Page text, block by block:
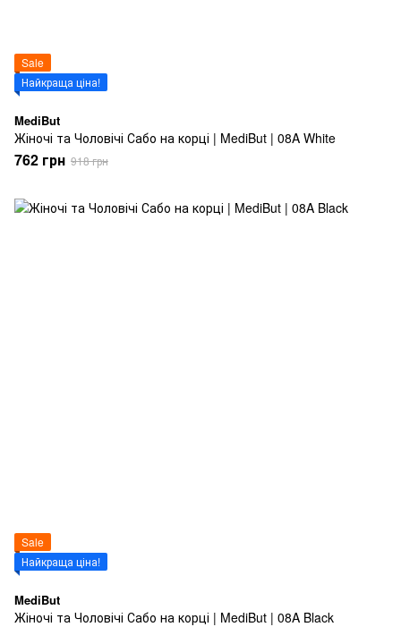
Sale
Найкраща ціна!
MediBut
Жіночі та Чоловічі Сабо на корці | MediBut | 08A White
762 грн 918 грн
Sale
Найкраща ціна!
MediBut
Жіночі та Чоловічі Сабо на корці | MediBut | 08A Black